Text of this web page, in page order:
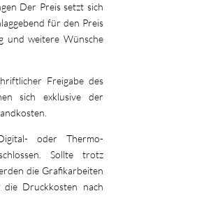
Der Preis setzt sich
für den Preis
und weitere Wünsche
Freigabe des
sich exklusive der
oder Thermo-
Sollte trotz
die Grafikarbeiten
Druckkosten nach